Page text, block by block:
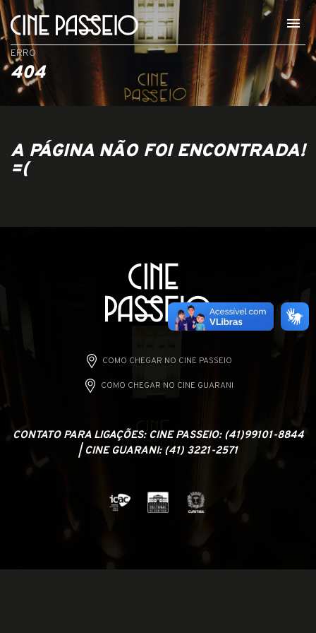
menu
ERRO
404
A PÁGINA NÃO FOI ENCONTRADA!
=(
COMO CHEGAR NO CINE PASSEIO
COMO CHEGAR NO CINE GUARANI
CONTATO PARA LIGAÇÕES: CINE PASSEIO: (41)99101-8844
| CINE GUARANI: (41) 3221-2571